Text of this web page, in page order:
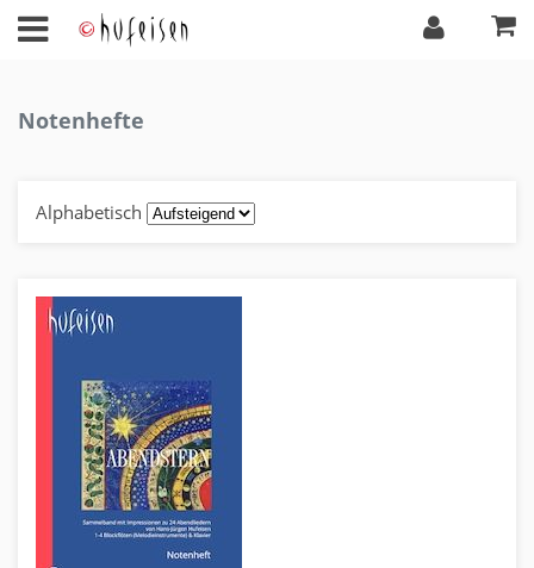
Notenhefte
Alphabetisch